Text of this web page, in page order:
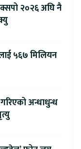
२०२६ अघि नै
५६७ मिलियन
गरिएको अन्धाधुन्ध
७ जनाको मृत्यु